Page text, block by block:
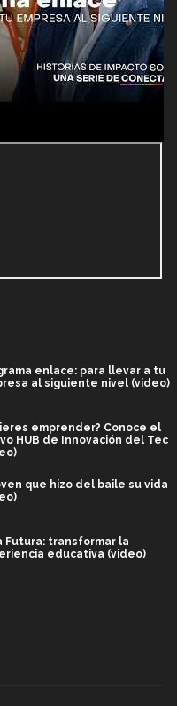
enlace: para llevar a tu
al siguiente nivel (video)
emprender? Conoce el
HUB de Innovación del Tec
que hizo del baile su vida
Futura: transformar la
educativa (video)